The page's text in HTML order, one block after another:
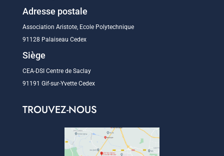
Adresse postale
Association Aristote, Ecole Polytechnique
91128 Palaiseau Cedex
Siège
CEA-DSI Centre de Saclay
91191 Gif-sur-Yvette Cedex
TROUVEZ-NOUS